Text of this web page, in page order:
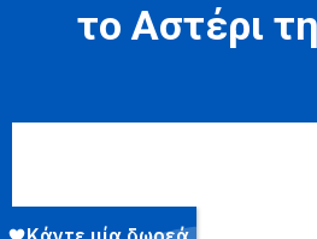
το Αστέρι